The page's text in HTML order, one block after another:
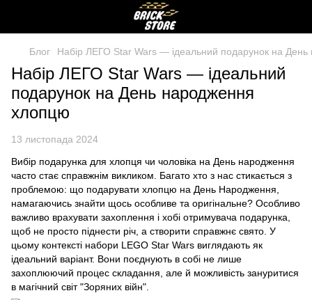
Блог Набір ЛЕГО Star Wars — ідеальний подарунок на
Набір ЛЕГО Star Wars — ідеальний
подарунок на День народження
хлопцю
13 листопада 2024
Вибір подарунка для хлопця чи чоловіка на День народження
часто стає справжнім викликом. Багато хто з нас стикається з
проблемою: що подарувати хлопцю на День Народження,
намагаючись знайти щось особливе та оригінальне? Особливо
важливо врахувати захоплення і хобі отримувача подарунка,
щоб не просто піднести річ, а створити справжнє свято. У
цьому контексті набори LEGO Star Wars виглядають як
ідеальний варіант. Вони поєднують в собі не лише
захоплюючий процес складання, але й можливість зануритися
в магічний світ "Зоряних війн".